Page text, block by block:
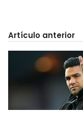
Artículo anterior